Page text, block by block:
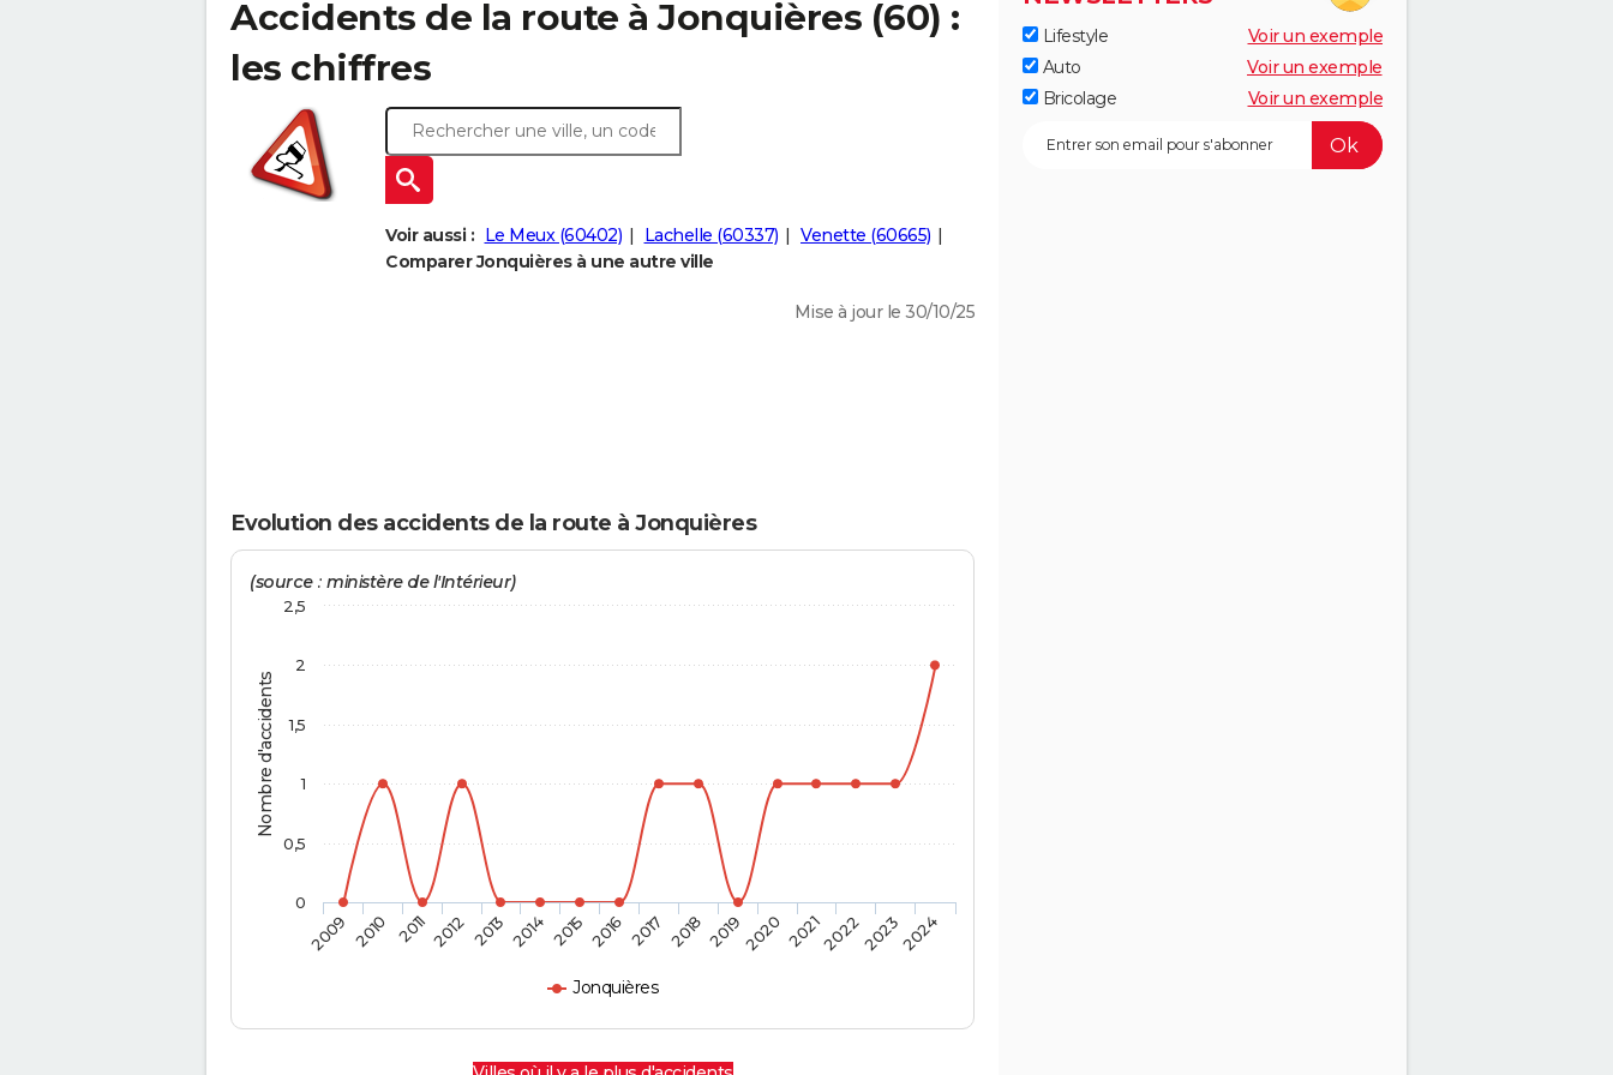
Accidents de la route à Jonquières (60) :
les chiffres
Voir aussi : Le Meux (60402) Lachelle (60337)
Venette (60665)
Comparer Jonquières à une autre ville
Mise à jour le 30/10/25
Evolution des accidents de la route à Jonquières
Nombre d'accidents
(source : ministère de l'Intérieur)
Jonquières
2009 2010 2011 2012 2013 2014 2015 2016 2017 2018 20192020 2021202220232024
0
0,5
1
1,5
2
2,5
Lifestyle
Voir un exemple
Auto
Voir un exemple
Bricolage
Voir un exemple